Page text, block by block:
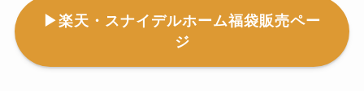
▶楽天・スナイデルホーム福袋販売ペー
ジ